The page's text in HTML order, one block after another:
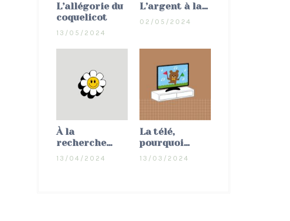
L’allégorie du
coquelicot
13/05/2024
L’argent à la…
02/05/2024
À la
recherche…
13/04/2024
La télé,
pourquoi…
13/03/2024